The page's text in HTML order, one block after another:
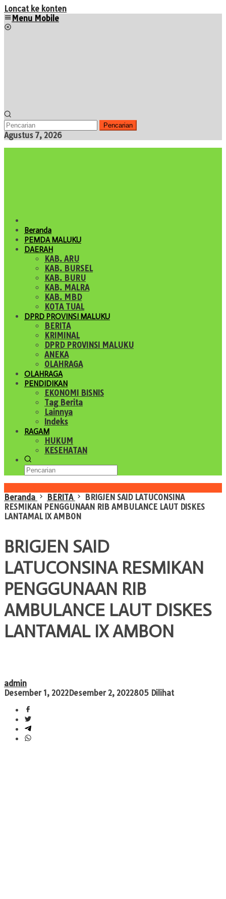
Loncat ke konten
Menu Mobile
Pencarian
Agustus 7, 2026
Beranda
PEMDA MALUKU
DAERAH
KAB. ARU
KAB. BURSEL
KAB. BURU
KAB. MALRA
KAB. MBD
KOTA TUAL
DPRD PROVINSI MALUKU
BERITA
KRIMINAL
DPRD PROVINSI MALUKU
ANEKA
OLAHRAGA
OLAHRAGA
PENDIDIKAN
EKONOMI BISNIS
Tag Berita
Lainnya
Indeks
RAGAM
HUKUM
KESEHATAN
Beranda
BERITA
BRIGJEN SAID LATUCONSINA
RESMIKAN PENGGUNAAN RIB AMBULANCE LAUT DISKES
LANTAMAL IX AMBON
BRIGJEN SAID
LATUCONSINA RESMIKAN
PENGGUNAAN RIB
AMBULANCE LAUT DISKES
LANTAMAL IX AMBON
admin
Desember 1, 2022Desember 2, 2022805 Dilihat